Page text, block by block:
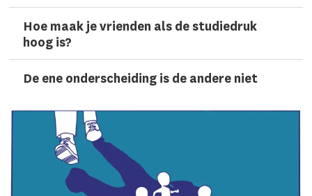
Hoe maak je vrienden als de studiedruk
hoog is?
De ene onderscheiding is de andere niet